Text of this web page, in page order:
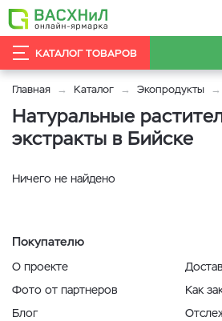
КАТАЛОГ ТОВАРОВ
Главная Каталог Экопродукты
Натуральные
экстракты в Бийске
Ничего не найдено
Покупателю
О проекте
Фото от партнеров
Блог
Как